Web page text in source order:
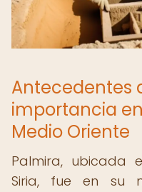
Antecedentes
importancia
Medio Oriente
Palmira, ubicada
Siria, fue en su